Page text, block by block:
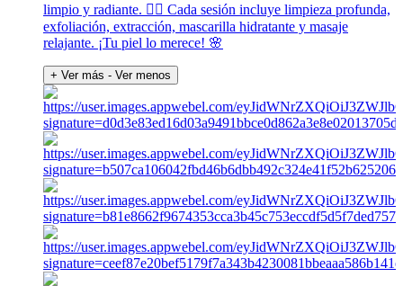
limpio y radiante. 💆‍♀️ Cada sesión incluye limpieza profunda,
exfoliación, extracción, mascarilla hidratante y masaje
relajante. ¡Tu piel lo merece! 🌸
+ Ver más - Ver menos